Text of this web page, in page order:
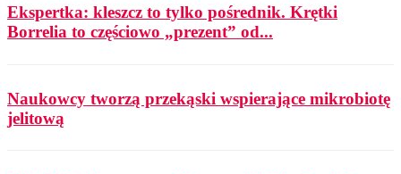
Ekspertka: kleszcz to tylko pośrednik. Krętki
Borrelia to częściowo „prezent” od...
Naukowcy tworzą przekąski wspierające mikrobiotę
jelitową